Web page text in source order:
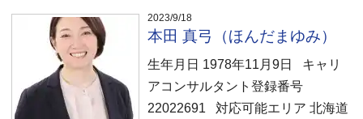
2023/9/18
本田 真弓（ほんだまゆみ）
生年月日 1978年11月9日 キャリ
アコンサルタント登録番号
22022691 対応可能エリア 北海道